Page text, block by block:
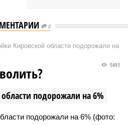
0
Кировской области подорожали на
подорожали на 6%
5491